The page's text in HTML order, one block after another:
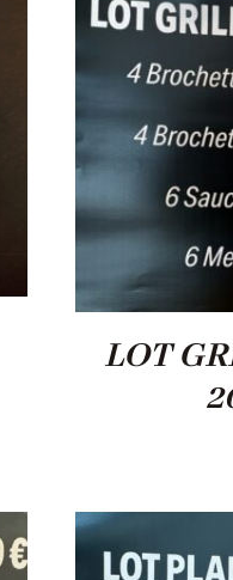
LOT